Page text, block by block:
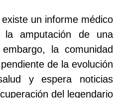
un informe médico
la amputación de una
la comunidad
de la evolución
y espera noticias
del legendario